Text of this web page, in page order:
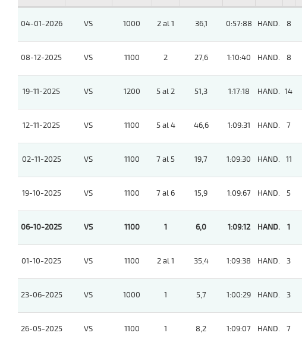
04-01-2026 VS 1000 2 al 1 36,1 0:57:88 HAND. 8
08-12-2025 VS 1100 2 27,6 1:10:40 HAND. 8
19-11-2025 VS 1200 5 al 2 51,3 1:17:18 HAND. 14
12-11-2025 VS 1100 5 al 4 46,6 1:09:31 HAND. 7
02-11-2025 VS 1100 7 al 5 19,7 1:09:30 HAND. 11
19-10-2025 VS 1100 7 al 6 15,9 1:09:67 HAND. 5
06-10-2025 VS 1100 1 6,0 1:09:12 HAND. 1
01-10-2025 VS 1100 2 al 1 35,4 1:09:38 HAND. 3
23-06-2025 VS 1000 1 5,7 1:00:29 HAND. 3
26-05-2025 VS 1100 1 8,2 1:09:07 HAND. 7